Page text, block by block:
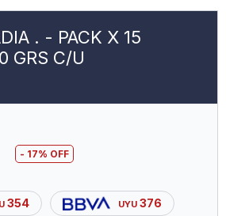
. - PACK X 15
GRS C/U
17
354 UYU 376